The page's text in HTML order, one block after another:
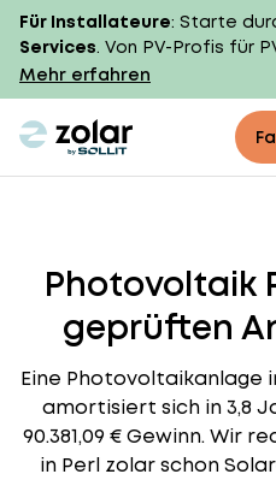
Für Installateure: Starte
Services. Von PV-Profis für
Mehr erfahren
zolar logo
Photovoltaik
geprüften
Eine Photovoltaikanlage
amortisiert sich in 3,8
90.381,09 € Gewinn. Wir
in Perl zolar schon